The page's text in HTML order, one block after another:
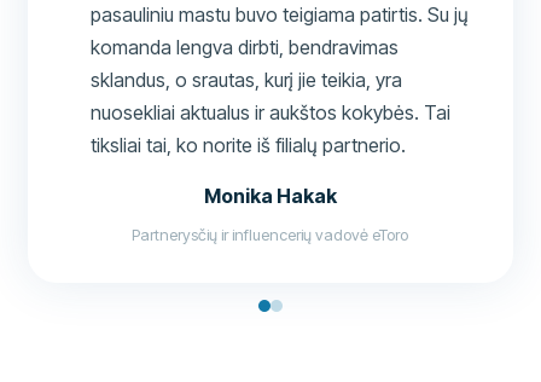
pasauliniu mastu buvo teigiama patirtis. Su jų
komanda lengva dirbti, bendravimas
sklandus, o srautas, kurį jie teikia, yra
nuosekliai aktualus ir aukštos kokybės. Tai
tiksliai tai, ko norite iš filialų partnerio.
Monika Hakak
Partnerysčių ir influencerių vadovė eToro